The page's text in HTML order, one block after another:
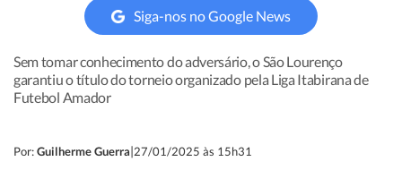
Siga-nos no Google News
Sem tomar conhecimento do adversário, o São Lourenço
garantiu o título do torneio organizado pela Liga Itabirana de
Futebol Amador
Por:Guilherme Guerra|27/01/2025 às 15h31